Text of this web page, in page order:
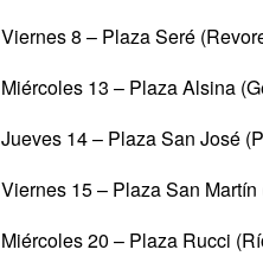
Viernes 8 – Plaza Seré
Miércoles 13 – Plaza Alsina
Jueves 14 – Plaza San José
Viernes 15 – Plaza San
Miércoles 20 – Plaza Rucci